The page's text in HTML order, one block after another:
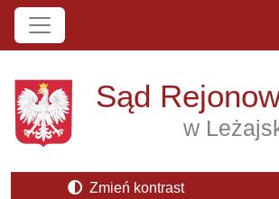
Przejdź do treści
Sąd
w
Zmień kontrast